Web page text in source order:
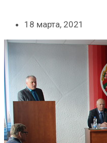
18 марта, 2021